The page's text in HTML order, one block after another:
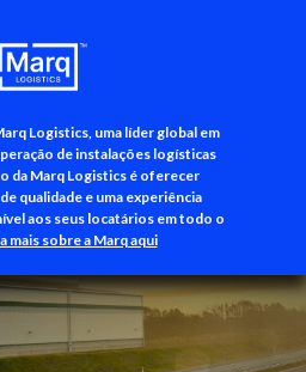
Logistics, uma líder global em
de instalações logísticas
da Marq Logistics é oferecer
qualidade e uma experiência
aos seus locatários em todo o
mais sobre a Marq aqui
+55 (11) 3500-3700